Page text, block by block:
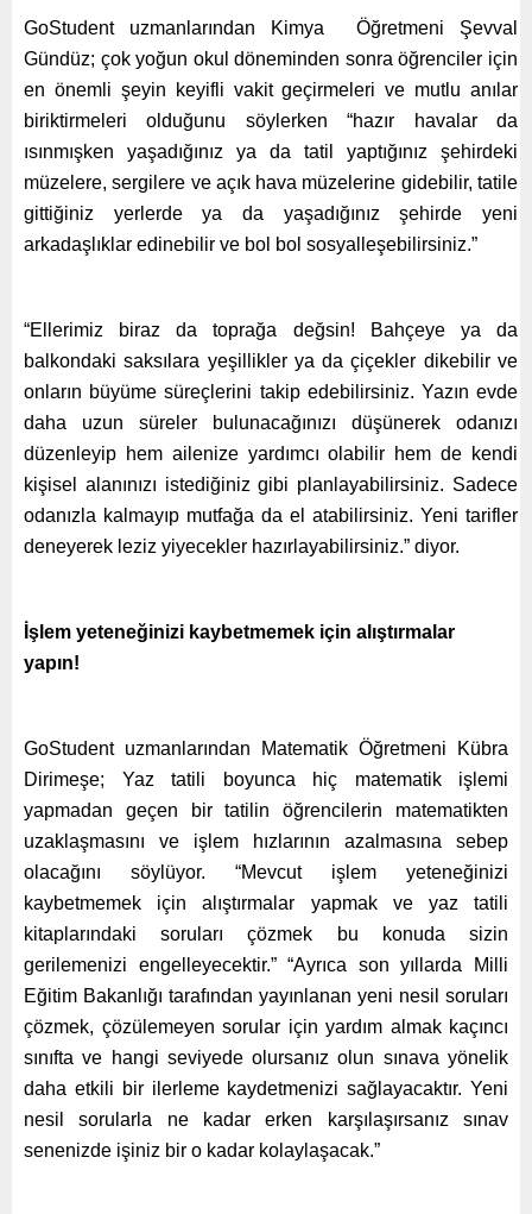
GoStudent uzmanlarından Kimya Öğretmeni Şevval
Gündüz; çok yoğun okul döneminden sonra öğrenciler için
en önemli şeyin keyifli vakit geçirmeleri ve mutlu anılar
biriktirmeleri olduğunu söylerken “hazır havalar da
ısınmışken yaşadığınız ya da tatil yaptığınız şehirdeki
müzelere, sergilere ve açık hava müzelerine gidebilir, tatile
gittiğiniz yerlerde ya da yaşadığınız şehirde yeni
arkadaşlıklar edinebilir ve bol bol sosyalleşebilirsiniz.”
“Ellerimiz biraz da toprağa değsin! Bahçeye ya da
balkondaki saksılara yeşillikler ya da çiçekler dikebilir ve
onların büyüme süreçlerini takip edebilirsiniz. Yazın evde
daha uzun süreler bulunacağınızı düşünerek odanızı
düzenleyip hem ailenize yardımcı olabilir hem de kendi
kişisel alanınızı istediğiniz gibi planlayabilirsiniz. Sadece
odanızla kalmayıp mutfağa da el atabilirsiniz. Yeni tarifler
deneyerek leziz yiyecekler hazırlayabilirsiniz.” diyor.
İşlem yeteneğinizi kaybetmemek için alıştırmalar
yapın!
GoStudent uzmanlarından Matematik Öğretmeni Kübra
Dirimeşe; Yaz tatili boyunca hiç matematik işlemi
yapmadan geçen bir tatilin öğrencilerin matematikten
uzaklaşmasını ve işlem hızlarının azalmasına sebep
olacağını söylüyor. “Mevcut işlem yeteneğinizi
kaybetmemek için alıştırmalar yapmak ve yaz tatili
kitaplarındaki soruları çözmek bu konuda sizin
gerilemenizi engelleyecektir.” “Ayrıca son yıllarda Milli
Eğitim Bakanlığı tarafından yayınlanan yeni nesil soruları
çözmek, çözülemeyen sorular için yardım almak kaçıncı
sınıfta ve hangi seviyede olursanız olun sınava yönelik
daha etkili bir ilerleme kaydetmenizi sağlayacaktır. Yeni
nesil sorularla ne kadar erken karşılaşırsanız sınav
senenizde işiniz bir o kadar kolaylaşacak.”